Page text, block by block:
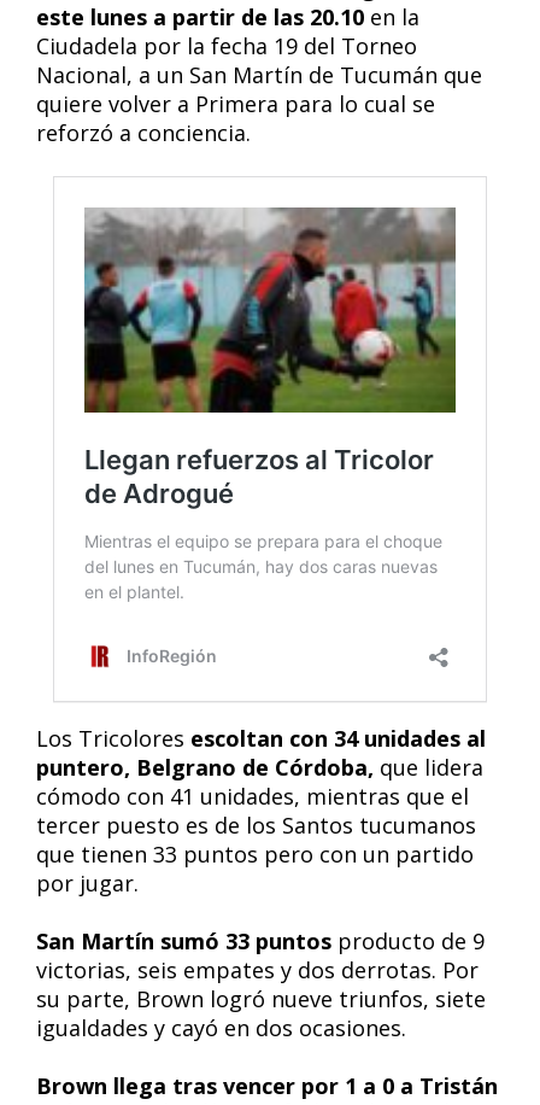
este lunes a partir de las 20.10 en la
Ciudadela por la fecha 19 del Torneo
Nacional, a un San Martín de Tucumán que
quiere volver a Primera para lo cual se
reforzó a conciencia.
Los Tricolores escoltan con 34 unidades al
puntero, Belgrano de Córdoba, que lidera
cómodo con 41 unidades, mientras que el
tercer puesto es de los Santos tucumanos
que tienen 33 puntos pero con un partido
por jugar.
San Martín sumó 33 puntos producto de 9
victorias, seis empates y dos derrotas. Por
su parte, Brown logró nueve triunfos, siete
igualdades y cayó en dos ocasiones.
Brown llega tras vencer por 1 a 0 a Tristán